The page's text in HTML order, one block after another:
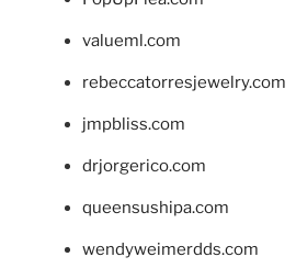
valueml.com
rebeccatorresjewelry.com
jmpbliss.com
drjorgerico.com
queensushipa.com
wendyweimerdds.com